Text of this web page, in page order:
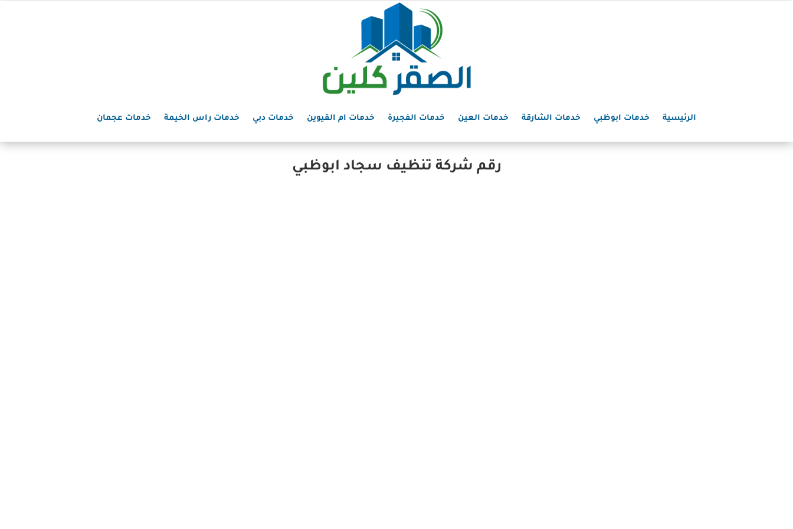
الرئيسية خدمات ابوظبي خدمات الشارقة خدمات العين خدمات الفجيرة خدمات ام القيوين خدمات دبي خدمات راس الخيمة خدمات عجمان
رقم شركة تنظيف سجاد ابوظبي